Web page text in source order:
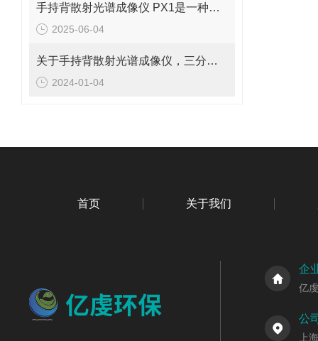
手持背散射光谱成像仪 PX1是一种重要的安检设备
2025-06-04
关于手持背散射光谱成像仪，三分钟您就懂
2024-01-04
首页 关于我们
企
亿
公
上